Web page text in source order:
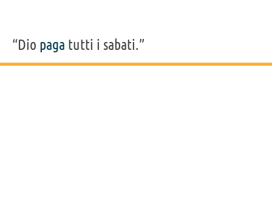
“Dio paga tutti i sabati.”